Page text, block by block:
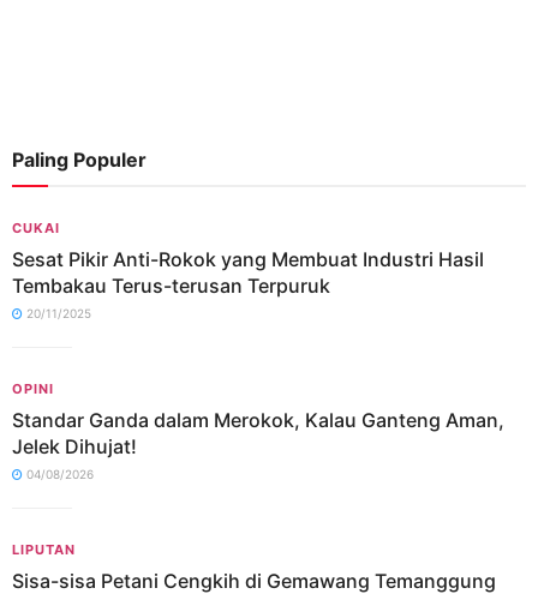
Paling Populer
CUKAI
Sesat Pikir Anti-Rokok yang Membuat Industri Hasil
Tembakau Terus-terusan Terpuruk
20/11/2025
OPINI
Standar Ganda dalam Merokok, Kalau Ganteng Aman,
Jelek Dihujat!
04/08/2026
LIPUTAN
Sisa-sisa Petani Cengkih di Gemawang Temanggung